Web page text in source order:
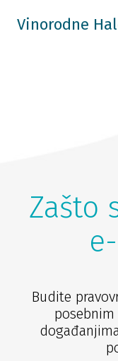
Vinorodne
Zašto
Budite